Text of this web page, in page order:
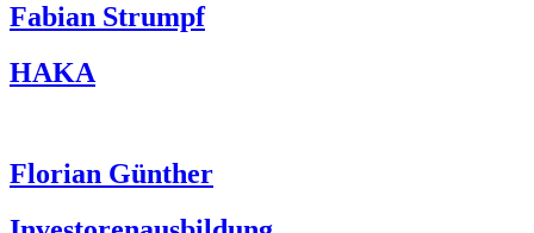
Fabian Strumpf
HAKA
Florian Günther